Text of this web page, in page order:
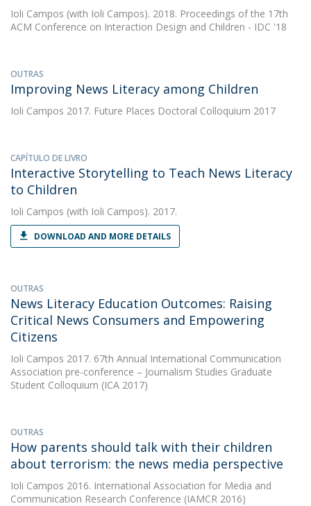
Ioli Campos (with Ioli Campos). 2018. Proceedings of the 17th
ACM Conference on Interaction Design and Children - IDC '18
OUTRAS
Improving News Literacy among Children
Ioli Campos 2017. Future Places Doctoral Colloquium 2017
CAPÍTULO DE LIVRO
Interactive Storytelling to Teach News Literacy
to Children
Ioli Campos (with Ioli Campos). 2017.
DOWNLOAD AND MORE DETAILS
OUTRAS
News Literacy Education Outcomes: Raising
Critical News Consumers and Empowering
Citizens
Ioli Campos 2017. 67th Annual International Communication
Association pre-conference – Journalism Studies Graduate
Student Colloquium (ICA 2017)
OUTRAS
How parents should talk with their children
about terrorism: the news media perspective
Ioli Campos 2016. International Association for Media and
Communication Research Conference (IAMCR 2016)